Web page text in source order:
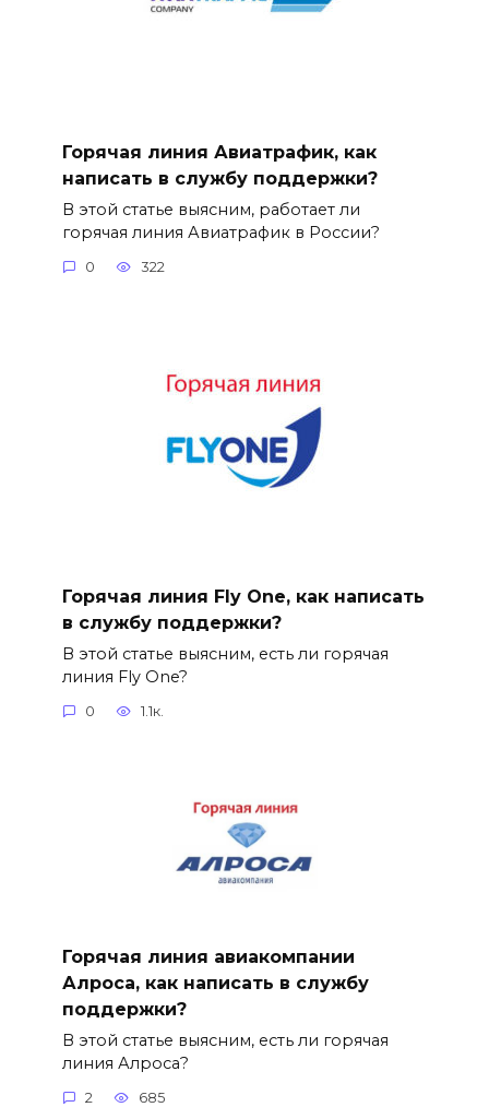
Горячая линия Авиатрафик, как
написать в службу поддержки?
В этой статье выясним, работает ли
горячая линия Авиатрафик в России?
0 322
Горячая линия Fly One, как написать
в службу поддержки?
В этой статье выясним, есть ли горячая
линия Fly One?
0 1.1к.
Горячая линия авиакомпании
Алроса, как написать в службу
поддержки?
В этой статье выясним, есть ли горячая
линия Алроса?
2 685